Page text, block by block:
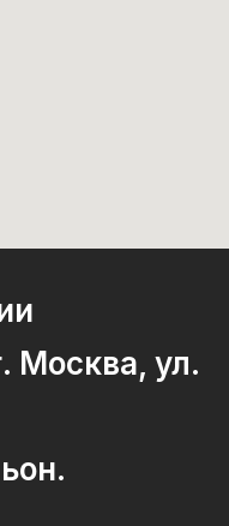
Москва, ул.